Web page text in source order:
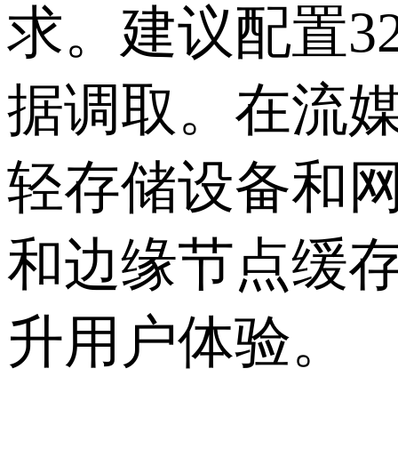
求。建议配置
据调取。在流
轻存储设备和
和边缘节点缓
升用户体验。